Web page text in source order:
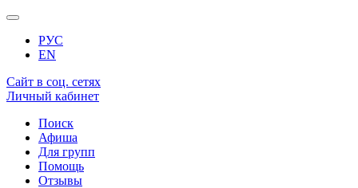
РУС
EN
Сайт в соц. сетях
Личный кабинет
Поиск
Афиша
Для групп
Помощь
Отзывы